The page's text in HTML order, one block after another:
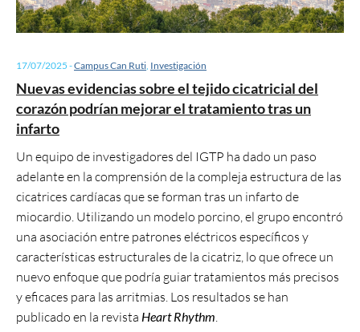
17/07/2025 -Campus Can Ruti Investigación
Nuevas evidencias sobre el tejido cicatricial del
corazón podrían mejorar el tratamiento tras un
infarto
Un equipo de investigadores del IGTP ha dado un paso
adelante en la comprensión de la compleja estructura de las
cicatrices cardíacas que se forman tras un infarto de
miocardio. Utilizando un modelo porcino, el grupo encontró
una asociación entre patrones eléctricos específicos y
características estructurales de la cicatriz, lo que ofrece un
nuevo enfoque que podría guiar tratamientos más precisos
y eficaces para las arritmias. Los resultados se han
publicado en la revista Heart Rhythm